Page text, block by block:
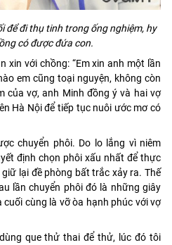
để đi thụ tinh trong ống nghiệm, hy
có được đứa con.
xin với chồng: “Em xin anh một lần
em cũng toại nguyện, không còn
của vợ, anh Minh đồng ý và hai vợ
Hà Nội để tiếp tục nuôi ước mơ có
chuyển phôi. Do lo lắng vì niêm
định chọn phôi xấu nhất để thực
lại đề phòng bất trắc xảy ra. Thế
lần chuyển phôi đó là những giây
cùng là vỡ òa hạnh phúc với vợ
que thử thai để thử, lúc đó tôi